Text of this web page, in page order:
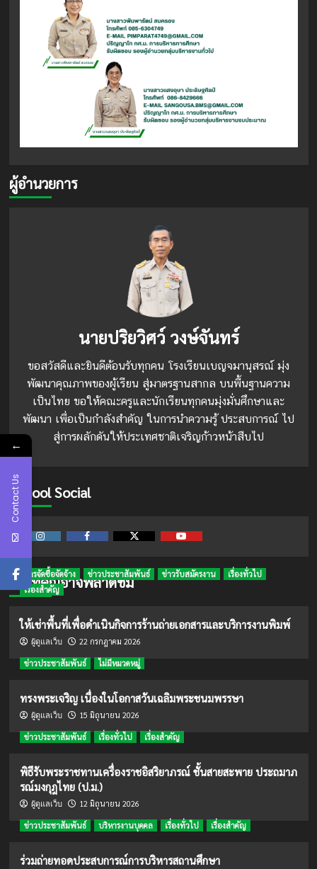
ผู้อำนวยการ
นายปริยวิศว์ วงษ์จันทร์
ขอสวัสดีและยินดีต้อนรับทุกคน โรงเรียนเบญจมานุสรณ์ มุ่ง
พัฒนาคุณภาพของผู้เรียน สู่มาตรฐานสากล บนพื้นฐานความ
เป็นไทย ขอให้คณะครูและนักเรียนทุกคนมุ่งมั่นศึกษาและ
พัฒนา เพื่อเป็นกำลังสำคัญ ในการนำความรู้ ประสบการณ์ ไป
สู่การผลักดันให้ประเทศชาติเจริญก้าวหน้าสืบไป
School Social
ข่าวที่คุณอาจพลาดชม
การจัดซื้อจัดจ้าง ข่าวประชาสัมพันธ์ ข่าวรับสมัครงาน
เรื่องทั่วไป
เรื่องสำคัญ
ให้เช่าพื้นที่เพื่อดำเนินกิจการร้านถ่ายเอกสารและบริการงานพิมพ์
ผู้ดูแลเว็บ 22 กรกฎาคม 2026
ข่าวประชาสัมพันธ์ ไม่มีหมวดหมู่
ทรงพระเจริญ เนื่องในโอกาสวันเฉลิมพระชนมพรรษา
ผู้ดูแลเว็บ 15 มิถุนายน 2026
ข่าวประชาสัมพันธ์ เรื่องทั่วไป เรื่องสำคัญ
พิธีรับพระราชทานเครื่องราชอิสริยาภรณ์ ชั้นสายสะพาย ประถมาภ
รณ์มงกุฎไทย (ป.ม.)
ผู้ดูแลเว็บ 12 มิถุนายน 2026
ข่าวประชาสัมพันธ์ บริหารงานบุคคล เรื่องทั่วไป เรื่องสำคัญ
ร่วมถ่ายทอดประสบการณ์การบริหารสถานศึกษา
←
Contact Us